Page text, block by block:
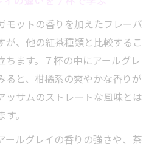
モットの香りを加えたフレーバ
が、他の紅茶種類と比較するこ
ちます。７杯の中にアールグレ
ると、柑橘系の爽やかな香りが
ッサムのストレートな風味とは
。
ールグレイの香りの強さや、茶